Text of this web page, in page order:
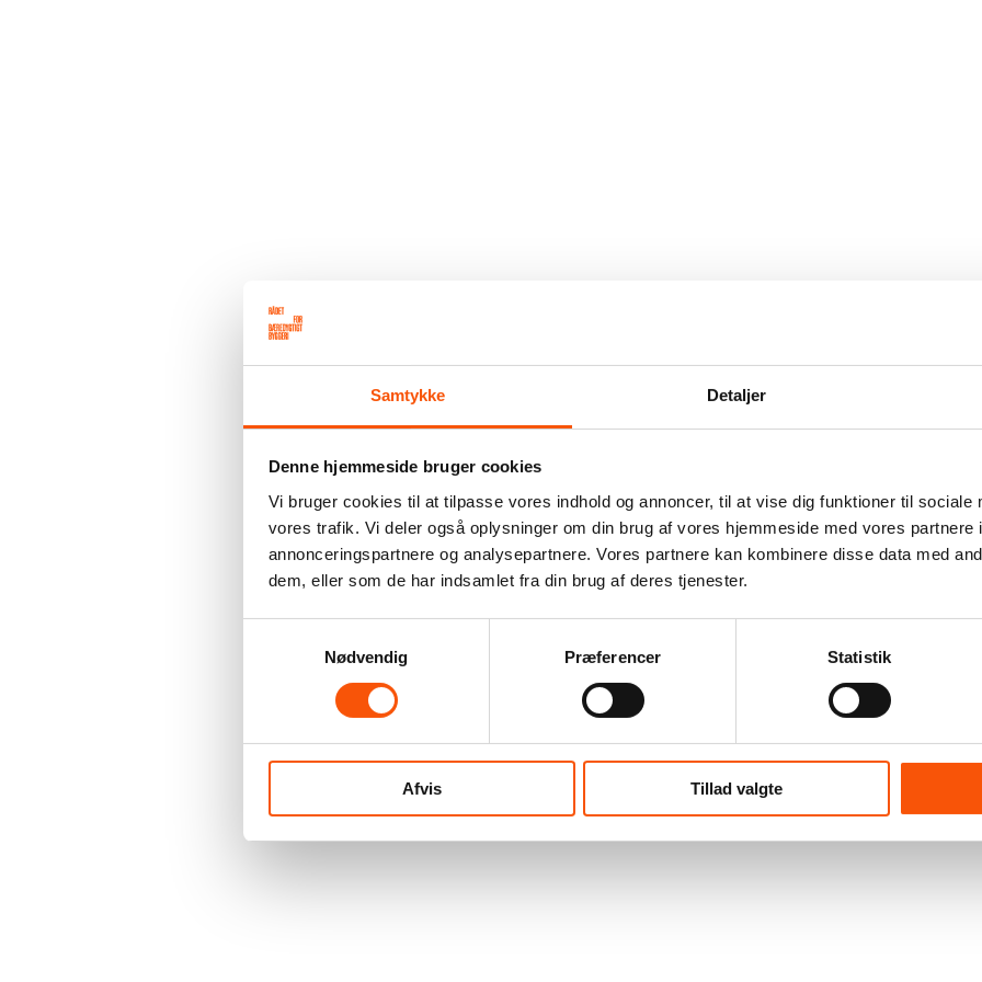
Samtykke Detaljer
Denne hjemmeside bruger cookies
Vi bruger cookies til at tilpasse vores indhold og annoncer, til at vise dig funktioner til sociale
vores trafik. Vi deler også oplysninger om din brug af vores hjemmeside med vores partnere
annonceringspartnere og analysepartnere. Vores partnere kan kombinere disse data med
dem, eller som de har indsamlet fra din brug af deres tjenester.
Nødvendig
Præferencer Statistik
Afvis Tillad valgte